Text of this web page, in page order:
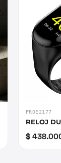
PROE2177
RELOJ
$